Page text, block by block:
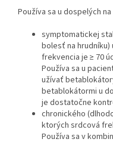
Používa sa u dospelých
symptomatickej
bolesť na
frekvencia je ≥ 70
Používa sa u
užívať
betablokátormi u
je dostatočne
chronického
ktorých srdcová
Používa sa v